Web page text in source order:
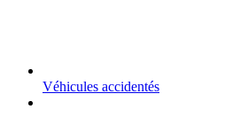
Véhicules accidentés